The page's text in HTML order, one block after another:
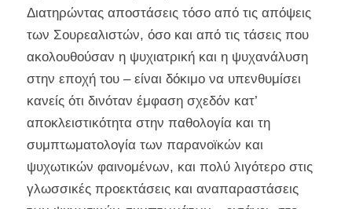
Διατηρώντας αποστάσεις τόσο από τις απόψεις
των Σουρεαλιστών, όσο και από τις τάσεις που
ακολουθούσαν η ψυχιατρική και η ψυχανάλυση
στην εποχή του – είναι δόκιμο να υπενθυμίσει
κανείς ότι δινόταν έμφαση σχεδόν κατ’
αποκλειστικότητα στην παθολογία και τη
συμπτωματολογία των παρανοϊκών και
ψυχωτικών φαινομένων, και πολύ λιγότερο στις
γλωσσικές προεκτάσεις και αναπαραστάσεις